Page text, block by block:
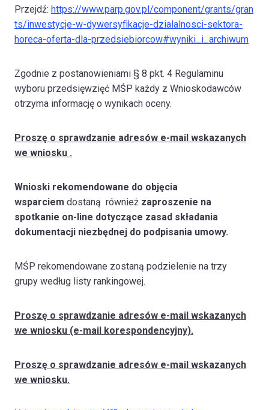
Przejdź: https://www.parp.gov.pl/component/grants/gran
ts/inwestycje-w-dywersyfikacje-dzialalnosci-sektora-
horeca-oferta-dla-przedsiebiorcow#wyniki_i_archiwum
Zgodnie z postanowieniami § 8 pkt. 4 Regulaminu
wyboru przedsięwzięć MŚP każdy z Wnioskodawców
otrzyma informację o wynikach oceny.
Proszę o sprawdzanie adresów e-mail wskazanych
we wniosku .
Wnioski rekomendowane do objęcia
wsparciem dostaną również zaproszenie na
spotkanie on-line dotyczące zasad składania
dokumentacji niezbędnej do podpisania umowy.
MŚP rekomendowane zostaną podzielenie na trzy
grupy według listy rankingowej.
Proszę o sprawdzanie adresów e-mail wskazanych
we wniosku (e-mail korespondencyjny).
Proszę o sprawdzanie adresów e-mail wskazanych
we wniosku.